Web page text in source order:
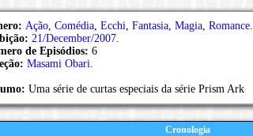
Ação, Comédia, Ecchi, Fantasia, Magia, Romance.
21/December/2007.
de Episódios: 6
Masami Obari.
Uma série de curtas especiais da série Prism Ark
Cronologia